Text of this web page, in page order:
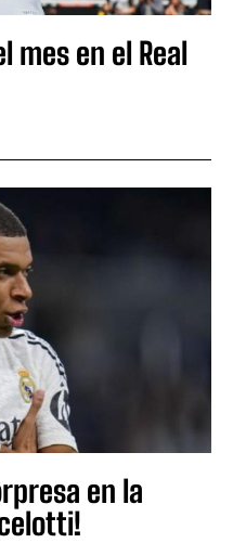
mes en el Real
en la